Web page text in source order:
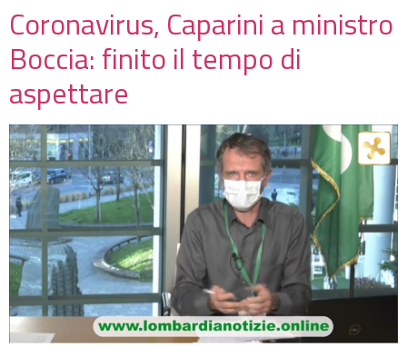
Coronavirus, Caparini a ministro
Boccia: finito il tempo di
aspettare